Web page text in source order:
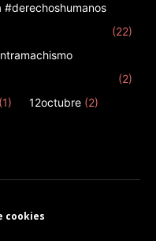
(22)
(2)
(1) 12octubre (2)
cookies